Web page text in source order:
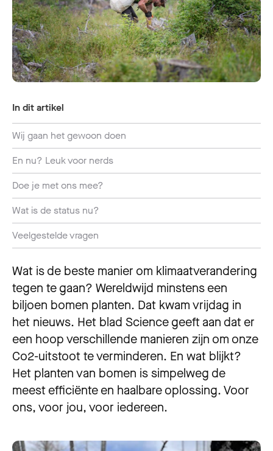
Wat is de beste manier om klimaatverandering
tegen te gaan? Wereldwijd minstens een
biljoen bomen planten. Dat kwam vrijdag in
het nieuws. Het blad Science geeft aan dat er
een hoop verschillende manieren zijn om onze
Co2-uitstoot te verminderen. En wat blijkt?
Het planten van bomen is simpelweg de
meest efficiënte en haalbare oplossing. Voor
ons, voor jou, voor iedereen.
In dit artikel
Wij gaan het gewoon doen
En nu? Leuk voor nerds
Doe je met ons mee?
Wat is de status nu?
Veelgestelde vragen